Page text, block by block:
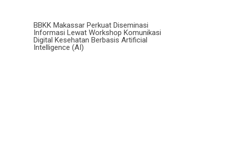
BBKK Makassar Perkuat Diseminasi
Informasi Lewat Workshop Komunikasi
Digital Kesehatan Berbasis Artificial
Intelligence (AI)